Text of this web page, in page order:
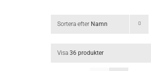
Sortera efter Namn
Visa 36 produkter